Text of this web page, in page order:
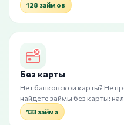
128 займов
Без карты
Нет банковской карты? Не
найдете займы без карты:
133 займа